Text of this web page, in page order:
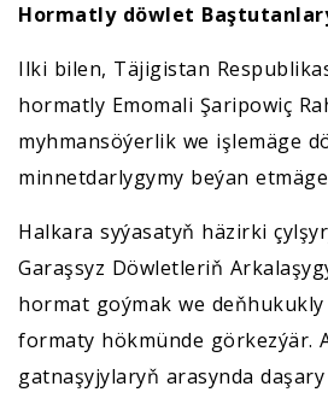
Hormatly döwlet
Ilki bilen, Täjigistan
hormatly Emomali Şaripowiç
myhmansöýerlik we işlemäge
minnetdarlygymy beýan
Halkara syýasatyň häzirki
Garaşsyz Döwletleriň
hormat goýmak we
formaty hökmünde görkezýär.
gatnaşyjylaryň arasynda daşary